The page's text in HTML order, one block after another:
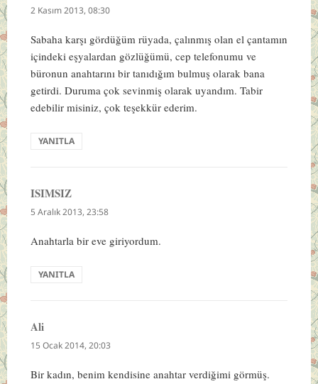
ki:
2 Kasım 2013, 08:30
Sabaha karşı gördüğüm rüyada, çalınmış olan el çantamın
içindeki eşyalardan gözlüğümü, cep telefonumu ve
büronun anahtarını bir tanıdığım bulmuş olarak bana
getirdi. Duruma çok sevinmiş olarak uyandım. Tabir
edebilir misiniz, çok teşekkür ederim.
YANITLA
ISIMSIZdedi
ki:
5 Aralık 2013, 23:58
Anahtarla bir eve giriyordum.
YANITLA
Alidedi
ki:
15 Ocak 2014, 20:03
Bir kadın, benim kendisine anahtar verdiğimi görmüş.